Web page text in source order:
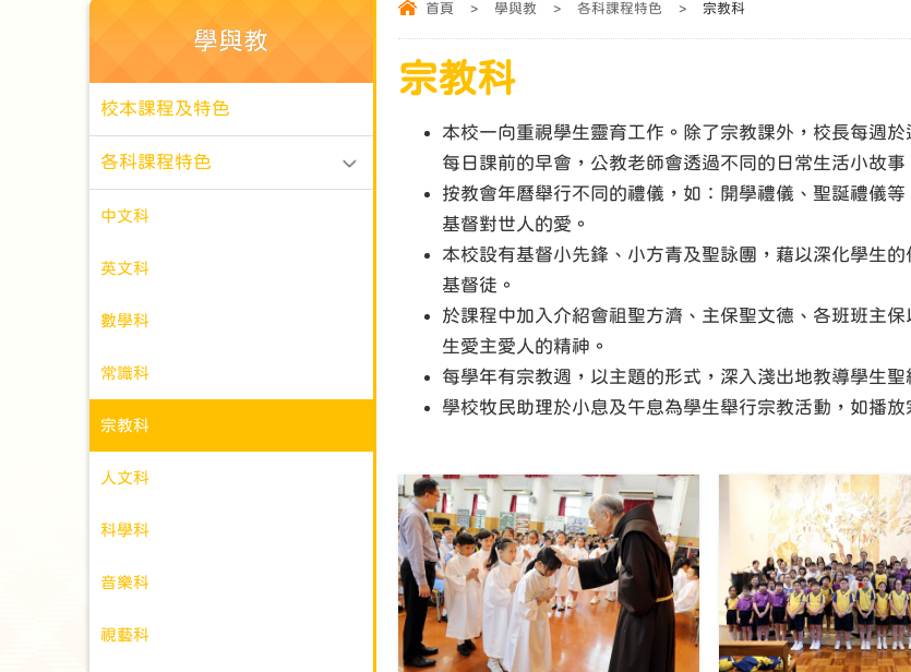
首頁 > 學與教 > 各科課程特色 > 宗教科
宗教科
本校一向重視學生靈育工作。除了宗教課外，校長每週
每日課前的早會，公教老師會透過不同的日常生活小故
按教會年曆舉行不同的禮儀，如：開學禮儀、聖誕禮儀
基督對世人的愛。
本校設有基督小先鋒、小方青及聖詠團，藉以深化學生
基督徒。
於課程中加入介紹會祖聖方濟、主保聖文德、各班班主
生愛主愛人的精神。
每學年有宗教週，以主題的形式，深入淺出地教導學生聖
學校牧民助理於小息及午息為學生舉行宗教活動，如播
學與教
校本課程及特色
各科課程特色
中文科
英文科
數學科
常識科
宗教科
人文科
科學科
音樂科
視藝科